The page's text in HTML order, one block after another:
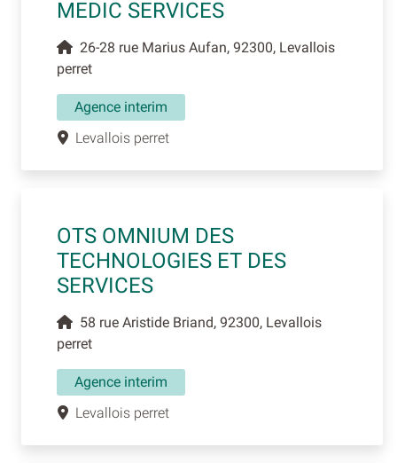
MEDIC SERVICES
26-28 rue Marius Aufan, 92300, Levallois
perret
Agence interim
Levallois perret
OTS OMNIUM DES
TECHNOLOGIES ET DES
SERVICES
58 rue Aristide Briand, 92300, Levallois
perret
Agence interim
Levallois perret